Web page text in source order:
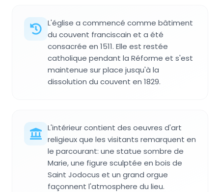
L'église a commencé comme bâtiment
du couvent franciscain et a été
consacrée en 1511. Elle est restée
catholique pendant la Réforme et s'est
maintenue sur place jusqu'à la
dissolution du couvent en 1829.
L'intérieur contient des oeuvres d'art
religieux que les visitants remarquent en
le parcourant: une statue sombre de
Marie, une figure sculptée en bois de
Saint Jodocus et un grand orgue
façonnent l'atmosphere du lieu.